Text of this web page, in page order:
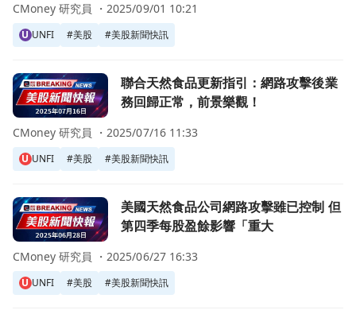
U UNFI #美股 #美股新聞快訊
CMoney 研究員 ・2025/09/01 10:21
前往聯合天然食品更新指引：網路攻擊後業務回歸正常，前
聯合天然食品更新指引：網路攻擊後業
務回歸正常，前景樂觀！
U UNFI #美股 #美股新聞快訊
CMoney 研究員 ・2025/07/16 11:33
前往美國天然食品公司網路攻擊雖已控制 但第四季每股盈餘
美國天然食品公司網路攻擊雖已控制 但
第四季每股盈餘影響「重大
U UNFI #美股 #美股新聞快訊
CMoney 研究員 ・2025/06/27 16:33